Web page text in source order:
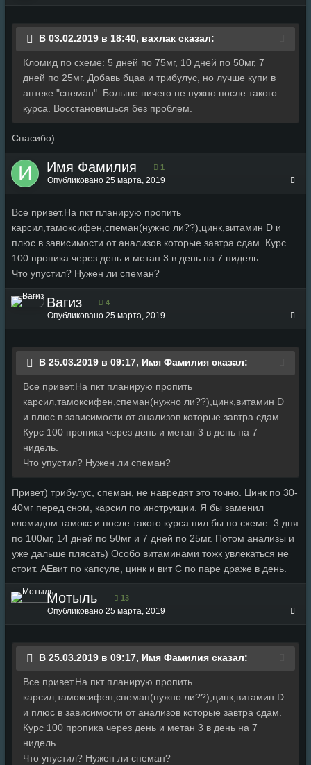
В 03.02.2019 в 18:40, вахлак сказал:
Кломид по схеме: 5 дней по 75мг, 10 дней по 50мг, 7
дней по 25мг. Добавь бцаа и трибулус, но лучше купи в
аптеке "спеман". Больше ничего не нужно после такого
курса. Восстановишься без проблем.
Спасибо)
Имя Фамилия 1
Опубликовано 25 марта, 2019
Все привет.На пкт планирую пропить
карсил,тамоксифен,спеман(нужно ли??),цинк,витамин D и
плюс в зависимости от анализов которые завтра сдам. Курс
100 пропика через день и метан 3 в день на 7 нидель.
Что упустил? Нужен ли спеман?
Вагиз 4
Опубликовано 25 марта, 2019
В 25.03.2019 в 09:17, Имя Фамилия сказал:
Все привет.На пкт планирую пропить
карсил,тамоксифен,спеман(нужно ли??),цинк,витамин D
и плюс в зависимости от анализов которые завтра сдам.
Курс 100 пропика через день и метан 3 в день на 7
нидель.
Что упустил? Нужен ли спеман?
Привет) трибулус, спеман, не навредят это точно. Цинк по 30-
40мг перед сном, карсил по инструкции. Я бы заменил
кломидом тамокс и после такого курса пил бы по схеме: 3 дня
по 100мг, 14 дней по 50мг и 7 дней по 25мг. Потом анализы и
уже дальше плясать) Особо витаминами тожк увлекаться не
стоит. АЕвит по капсуле, цинк и вит С по паре драже в день.
Мотыль 13
Опубликовано 25 марта, 2019
В 25.03.2019 в 09:17, Имя Фамилия сказал:
Все привет.На пкт планирую пропить
карсил,тамоксифен,спеман(нужно ли??),цинк,витамин D
и плюс в зависимости от анализов которые завтра сдам.
Курс 100 пропика через день и метан 3 в день на 7
нидель.
Что упустил? Нужен ли спеман?